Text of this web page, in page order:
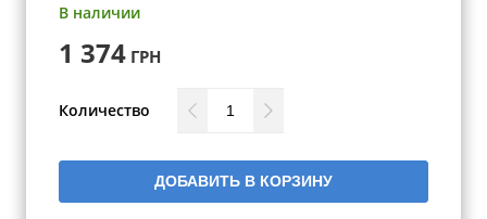
В наличии
1 374 ГРН
Количество
ДОБАВИТЬ В КОРЗИНУ